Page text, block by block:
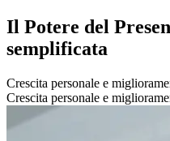
Il Potere del
semplificata
Crescita personale e
Crescita personale e